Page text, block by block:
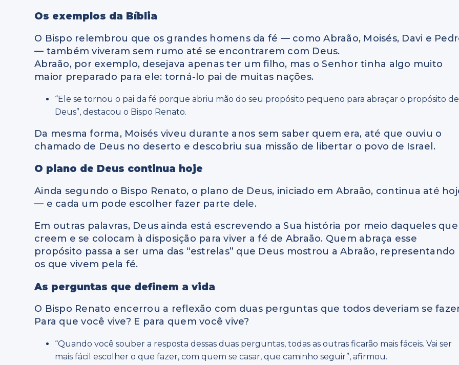
Os exemplos da Bíblia
O Bispo relembrou que os grandes homens da fé — como Abraão, Moisés, Davi e
— também viveram sem rumo até se encontrarem com Deus.
Abraão, por exemplo, desejava apenas ter um filho, mas o Senhor tinha algo muito
maior preparado para ele: torná-lo pai de muitas nações.
“Ele se tornou o pai da fé porque abriu mão do seu propósito pequeno para abraçar o propósito de
Deus”, destacou o Bispo Renato.
Da mesma forma, Moisés viveu durante anos sem saber quem era, até que ouviu o
chamado de Deus no deserto e descobriu sua missão de libertar o povo de Israel.
O plano de Deus continua hoje
Ainda segundo o Bispo Renato, o plano de Deus, iniciado em Abraão, continua até
— e cada um pode escolher fazer parte dele.
Em outras palavras, Deus ainda está escrevendo a Sua história por meio daqueles que
creem e se colocam à disposição para viver a fé de Abraão. Quem abraça esse
propósito passa a ser uma das “estrelas” que Deus mostrou a Abraão, representando
os que vivem pela fé.
As perguntas que definem a vida
O Bispo Renato encerrou a reflexão com duas perguntas que todos deveriam se
Para que você vive? E para quem você vive?
“Quando você souber a resposta dessas duas perguntas, todas as outras ficarão mais fáceis. Vai ser
mais fácil escolher o que fazer, com quem se casar, que caminho seguir”, afirmou.